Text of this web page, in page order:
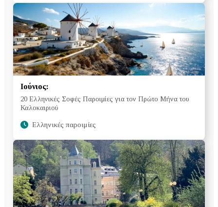
Ιούνιος:
20 Ελληνικές Σοφές Παροιμίες για τον Πρώτο Μήνα του
Καλοκαιριού
Ελληνικές παροιμίες